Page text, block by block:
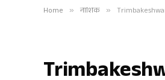
Home » नाशिक »